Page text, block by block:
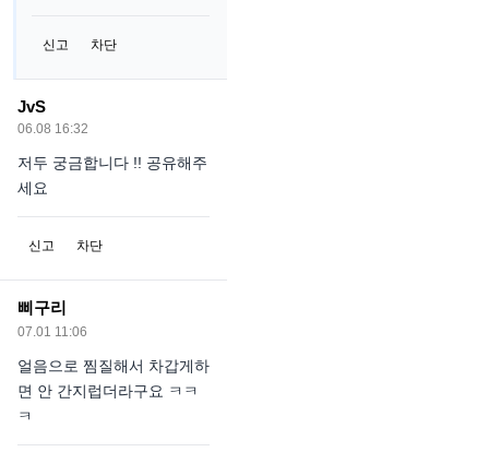
신고 차단
JvS
06.08 16:32
저두 궁금합니다 !! 공유해주
세요
신고 차단
삐구리
07.01 11:06
얼음으로 찜질해서 차갑게하
면 안 간지럽더라구요 ㅋㅋ
ㅋ